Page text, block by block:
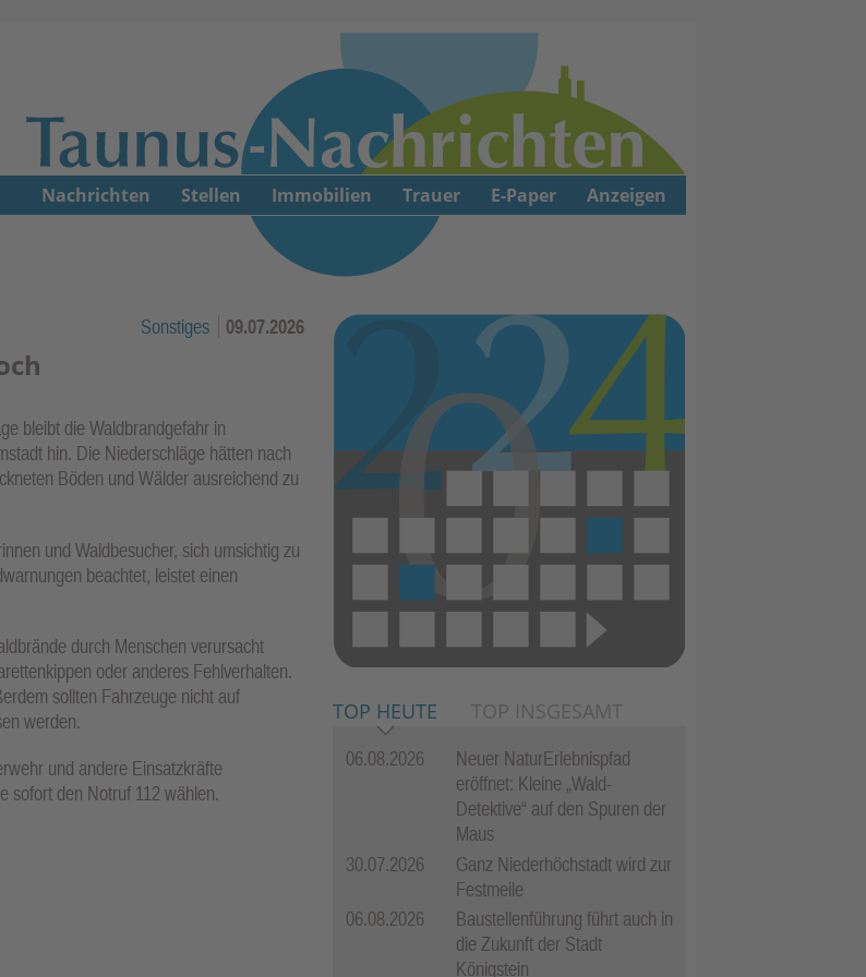
Sonstiges 09.07.2026
bleibt die Waldbrandgefahr in
hin. Die Niederschläge hätten nach
Böden und Wälder ausreichend zu
und Waldbesucher, sich umsichtig zu
beachtet, leistet einen
durch Menschen verursacht
oder anderes Fehlverhalten.
sollten Fahrzeuge nicht auf
werden.
und andere Einsatzkräfte
sofort den Notruf 112 wählen.
TOP HEUTE TOP INSGESAMT
06.08.2026
Neuer NaturErlebnispfad
eröffnet: Kleine „Wald-
Detektive“ auf den Spuren der
Maus
30.07.2026
Ganz Niederhöchstadt wird zur
Festmeile
06.08.2026
Baustellenführung führt auch in
die Zukunft der Stadt
Königstein
Nachrichten Stellen Immobilien Trauer E-Paper Anzeigen